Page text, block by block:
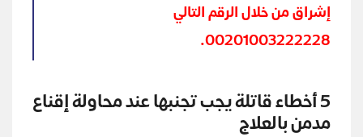
إشراق من خلال الرقم التالي
00201003222228.
5 أخطاء قاتلة يجب تجنبها عند محاولة إقناع
مدمن بالعلاج